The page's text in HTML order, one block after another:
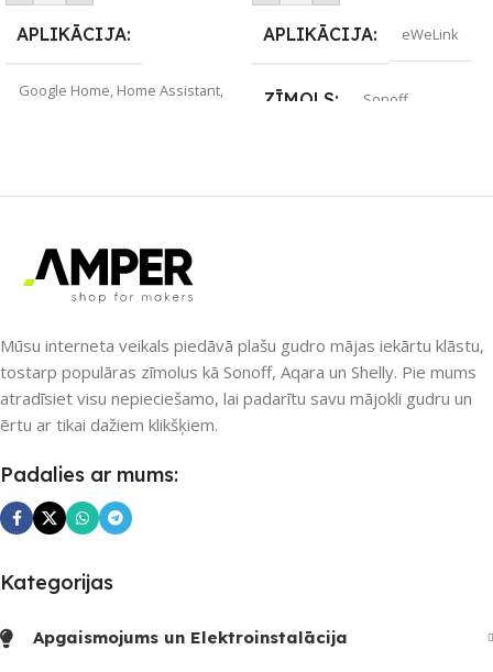
APLIKĀCIJA
Google Home, Home Assistant,
Bluetooth,Wi-Fi
PIEEJAMS UZREIZ Jā
UZREIZ PIEEJAMAIS
1
APLIKĀCIJA eWeLink
ZĪMOLS Sonoff
Nē
UZREIZ PIEEJAMAIS
Mūsu interneta veikals piedāvā plašu gudro mājas iekārtu klāstu,
tostarp populāras zīmolus kā Sonoff, Aqara un Shelly. Pie mums
atradīsiet visu nepieciešamo, lai padarītu savu mājokli gudru un
ērtu ar tikai dažiem klikšķiem.
Padalies ar mums:
Kategorijas
Apgaismojums un Elektroinstalācija